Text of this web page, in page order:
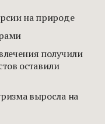
на природе
получили
оставили
выросла на